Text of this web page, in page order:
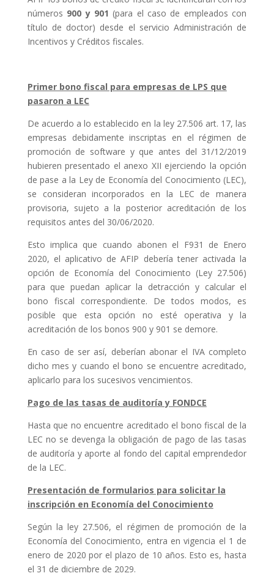
números 900 y 901 (para el caso de empleados con
título de doctor) desde el servicio Administración de
Incentivos y Créditos fiscales.
Primer bono fiscal para empresas de LPS que
pasaron a LEC
De acuerdo a lo establecido en la ley 27.506 art. 17, las
empresas debidamente inscriptas en el régimen de
promoción de software y que antes del 31/12/2019
hubieren presentado el anexo XII ejerciendo la opción
de pase a la Ley de Economía del Conocimiento (LEC),
se consideran incorporados en la LEC de manera
provisoria, sujeto a la posterior acreditación de los
requisitos antes del 30/06/2020.
Esto implica que cuando abonen el F931 de Enero
2020, el aplicativo de AFIP debería tener activada la
opción de Economía del Conocimiento (Ley 27.506)
para que puedan aplicar la detracción y calcular el
bono fiscal correspondiente. De todos modos, es
posible que esta opción no esté operativa y la
acreditación de los bonos 900 y 901 se demore.
En caso de ser así, deberían abonar el IVA completo
dicho mes y cuando el bono se encuentre acreditado,
aplicarlo para los sucesivos vencimientos.
Pago de las tasas de auditoría y FONDCE
Hasta que no encuentre acreditado el bono fiscal de la
LEC no se devenga la obligación de pago de las tasas
de auditoría y aporte al fondo del capital emprendedor
de la LEC.
Presentación de formularios para solicitar la
inscripción en Economía del Conocimiento
Según la ley 27.506, el régimen de promoción de la
Economía del Conocimiento, entra en vigencia el 1 de
enero de 2020 por el plazo de 10 años. Esto es, hasta
el 31 de diciembre de 2029.